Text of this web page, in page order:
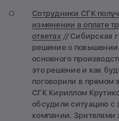
Сотрудники СГК
изменении в оплате
ответах //Сибирская
решение о повышении
основного
это решение и как
поговорили в прямом
СГК Кириллом
обсудили ситуацию с
компании. Зрителями